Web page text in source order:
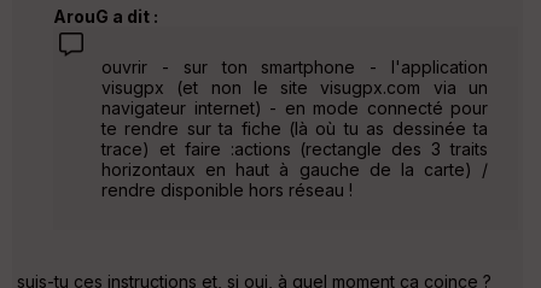
ArouG a dit :
ouvrir - sur ton smartphone - l'application
visugpx (et non le site visugpx.com via un
navigateur internet) - en mode connecté pour
te rendre sur ta fiche (là où tu as dessinée ta
trace) et faire :actions (rectangle des 3 traits
horizontaux en haut à gauche de la carte) /
rendre disponible hors réseau !
suis-tu ces instructions et, si oui, à quel moment ça coince ?